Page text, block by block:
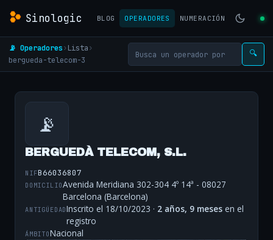
Sinologic BLOG OPERADORES NUMERACIÓN
📡 Operadores› Lista›
bergueda-telecom-3
🔍
📡
BERGUEDÀ TELECOM, S.L.
NIFB66036807
DOMICILIOAvenida Meridiana 302-304 4º 14ª - 08027
Barcelona (Barcelona)
ANTIGÜEDADInscrito el 18/10/2023 · 2 años, 9 meses en el
registro
ÁMBITONacional